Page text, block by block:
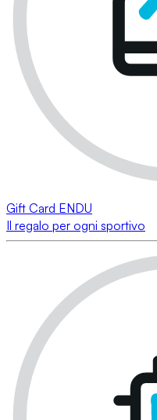
Gift Card ENDU
Il regalo per ogni sportivo